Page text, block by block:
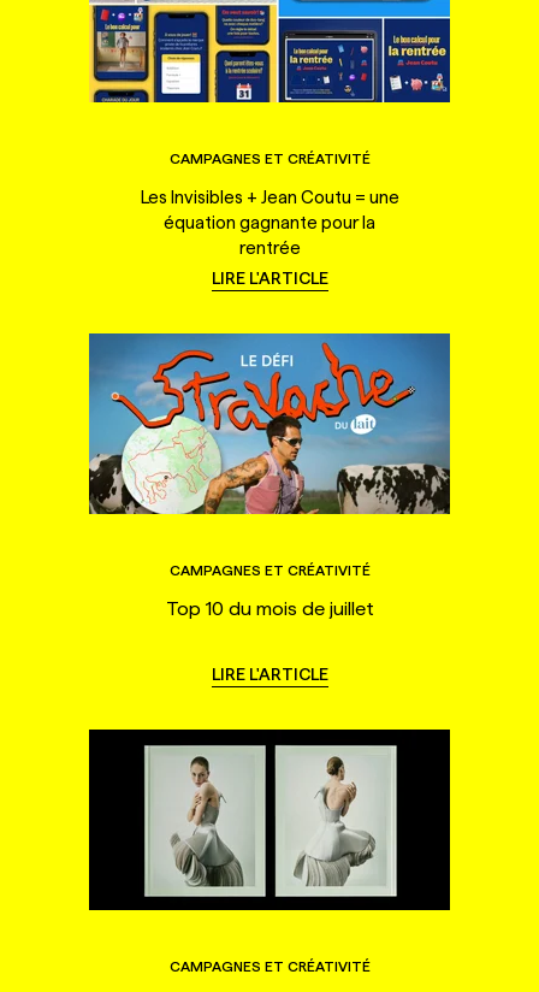
CAMPAGNES ET CRÉATIVITÉ
Les Invisibles + Jean Coutu = une
équation gagnante pour la
rentrée
LIRE L'ARTICLE
CAMPAGNES ET CRÉATIVITÉ
Top 10 du mois de juillet
LIRE L'ARTICLE
CAMPAGNES ET CRÉATIVITÉ